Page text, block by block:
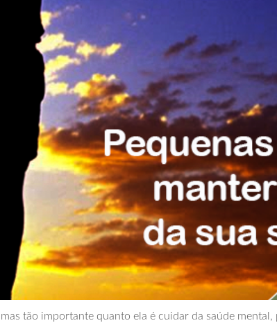
tão importante quanto ela é cuidar da saúde